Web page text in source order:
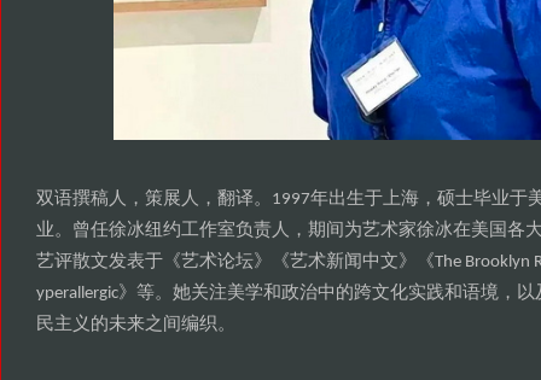
双语撰稿人 ， 策展人 ， 翻译。1997年出生于上海， 硕士毕业于
业。 曾任徐冰纽约工作室负责人 ， 期间为艺术家徐冰在美国各
艺评散文发表于《艺术论坛》《艺术新闻中文》《The Brooklyn
yperallergic》 等。 她关注美学和政治中的跨文化实践和语境，
民主义的未来之间编织。